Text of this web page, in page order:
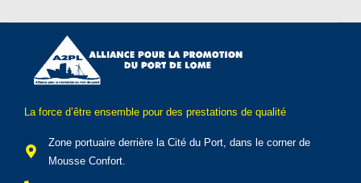
La force d’être ensemble pour des prestations de qualité
Zone portuaire derrière la Cité du Port, dans le corner de
Mousse Confort.